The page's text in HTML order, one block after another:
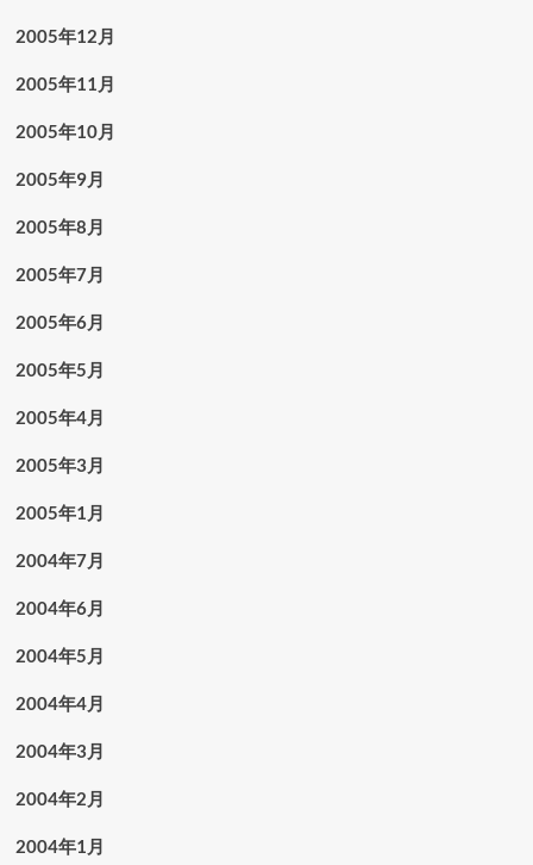
2005年12月
2005年11月
2005年10月
2005年9月
2005年8月
2005年7月
2005年6月
2005年5月
2005年4月
2005年3月
2005年1月
2004年7月
2004年6月
2004年5月
2004年4月
2004年3月
2004年2月
2004年1月